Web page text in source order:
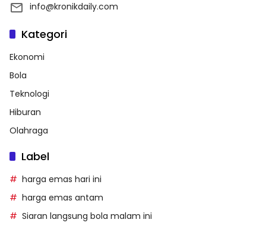
info@kronikdaily.com
Kategori
Ekonomi
Bola
Teknologi
Hiburan
Olahraga
Label
harga emas hari ini
harga emas antam
Siaran langsung bola malam ini